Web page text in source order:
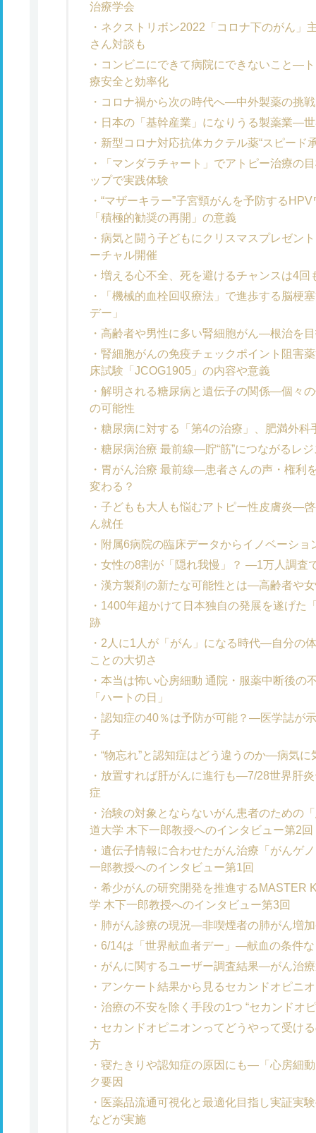
治療学会
ネクストリボン2022「コロナ下のがん」
さん対談も
コンビニにできて病院にできないこと―
療安全と効率化
コロナ禍から次の時代へ―中外製薬の挑戦
日本の「基幹産業」になりうる製薬業―
新型コロナ対応抗体カクテル薬“スピード
「マンダラチャート」でアトピー治療の
ップで実践体験
“マザーキラー”子宮頸がんを予防する
「積極的勧奨の再開」の意義
病気と闘う子どもにクリスマスプレゼン
ーチャル開催
増える心不全、死を避けるチャンスは4
「機械的血栓回収療法」で進歩する脳梗
デー」
高齢者や男性に多い腎細胞がん―根治を
腎細胞がんの免疫チェックポイント阻害
床試験「JCOG1905」の内容や意義
解明される糖尿病と遺伝子の関係―個々
の可能性
糖尿病に対する「第4の治療」、肥満外科
糖尿病治療 最前線―貯“筋”につながるレ
胃がん治療 最前線―患者さんの声・権利
変わる？
子どもも大人も悩むアトピー性皮膚炎―
ん就任
附属6病院の臨床データからイノベーシ
女性の8割が「隠れ我慢」？ ―1万人調査
漢方製剤の新たな可能性とは―高齢者や
1400年超かけて日本独自の発展を遂げた
跡
2人に1人が「がん」になる時代―自分の
ことの大切さ
本当は怖い心房細動 通院・服薬中断後の
「ハートの日」
認知症の40％は予防が可能？―医学誌が
子
“物忘れ”と認知症はどう違うのか―病気に
放置すれば肝がんに進行も―7/28世界肝炎
症
治験の対象とならないがん患者のための
道大学 木下一郎教授へのインタビュー第2回
遺伝子情報に合わせたがん治療「がんゲ
一郎教授へのインタビュー第1回
希少がんの研究開発を推進するMASTER
学 木下一郎教授へのインタビュー第3回
肺がん診療の現況―非喫煙者の肺がん増
6/14は「世界献血者デー」―献血の条件
がんに関するユーザー調査結果―がん治
アンケート結果から見るセカンドオピニ
治療の不安を除く手段の1つ “セカンドオ
セカンドオピニオンってどうやって受け
方
寝たきりや認知症の原因にも―「心房細
ク要因
医薬品流通可視化と最適化目指し実証実
などが実施